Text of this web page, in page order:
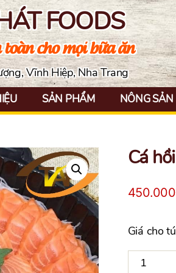
FOODS
cho mọi bữa ăn
Vĩnh Hiệp, Nha Trang
SẢN PHẨM NÔNG SẢN
Cá
450.000
Giá cho